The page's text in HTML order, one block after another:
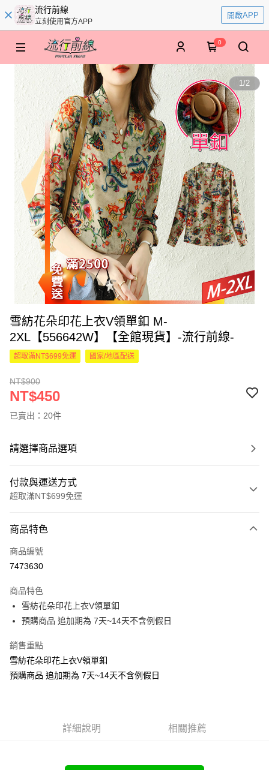
流行前線
立刻使用官方APP
開啟APP
0
1/2
雪紡花朵印花上衣V領單釦 M-
2XL【556642W】【全館現貨】-流行前線-
超取滿NT$699免運 國家/地區配送
NT$900
NT$450
已賣出：20件
請選擇商品選項
付款與運送方式
超取滿NT$699免運
信用卡一次付款
超商取貨付款
Apple Pay
街口支付
悠遊付
Google Pay
【大哥付你分期使用說明】
商品特色
商品編號
7473630
商品特色
雪紡花朵印花上衣V領單釦
預購商品 追加期為 7天~14天不含例假日
銷售重點
雪紡花朵印花上衣V領單釦
預購商品 追加期為 7天~14天不含例假日
詳細說明 相關推薦